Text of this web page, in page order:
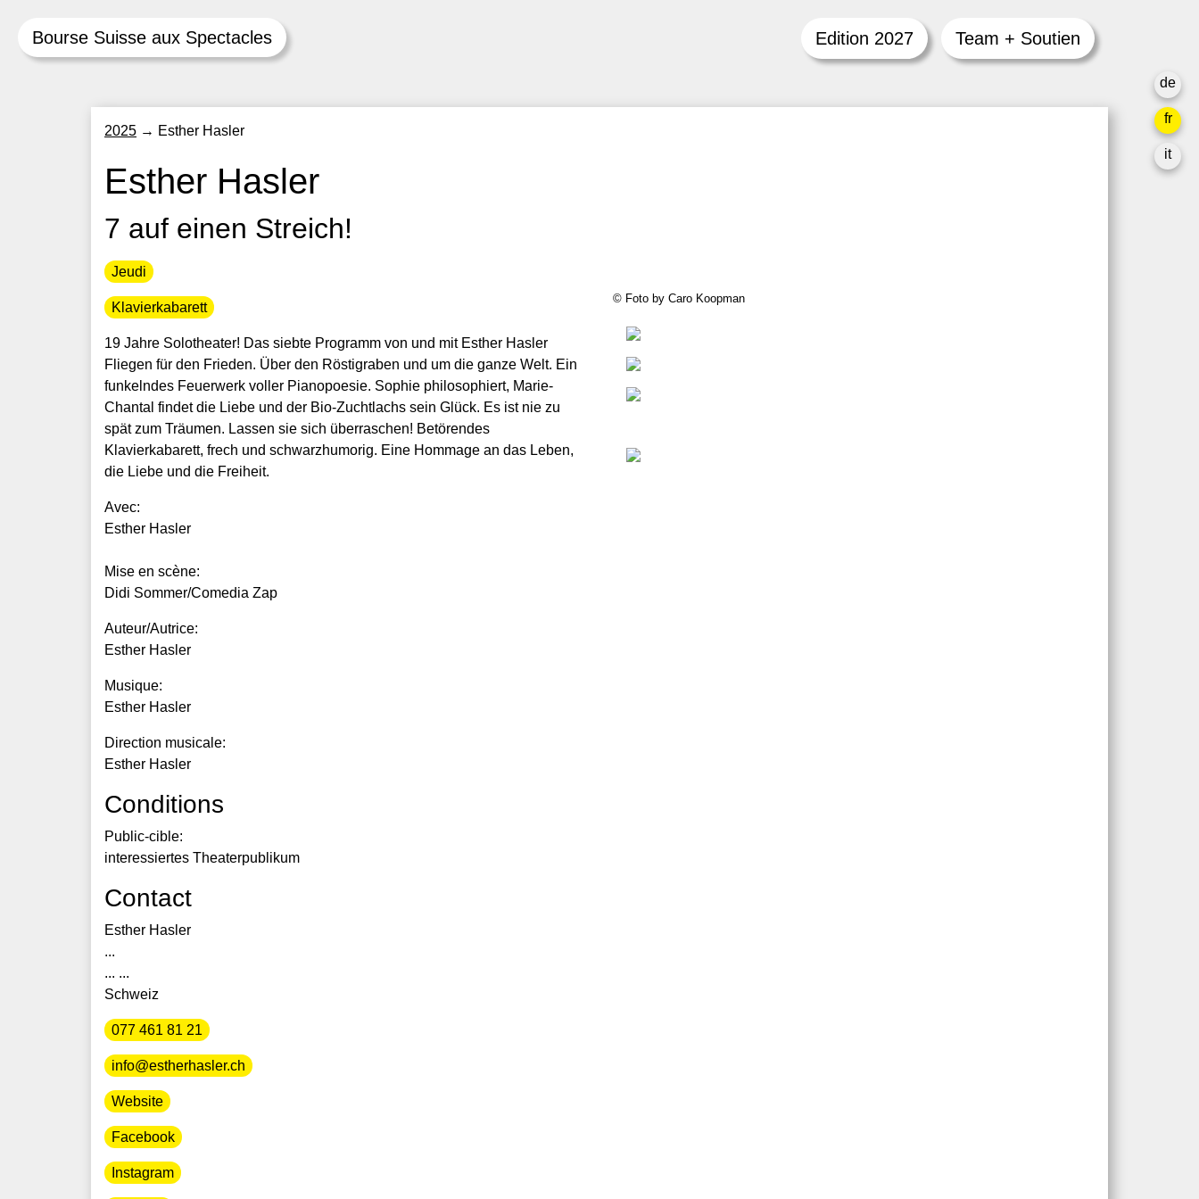
de
fr
it
Bourse Suisse aux Spectacles Edition 2027 Team + Soutien
2025 → Esther Hasler
Esther Hasler
7 auf einen Streich!
Jeudi
Klavierkabarett
19 Jahre Solotheater! Das siebte Programm von und mit Esther Hasler
Fliegen für den Frieden. Über den Röstigraben und um die ganze Welt. Ein
funkelndes Feuerwerk voller Pianopoesie. Sophie philosophiert, Marie-
Chantal findet die Liebe und der Bio-Zuchtlachs sein Glück. Es ist nie zu
spät zum Träumen. Lassen sie sich überraschen! Betörendes
Klavierkabarett, frech und schwarzhumorig. Eine Hommage an das Leben,
die Liebe und die Freiheit.
Avec:
Esther Hasler
Mise en scène:
Didi Sommer/Comedia Zap
Auteur/Autrice:
Esther Hasler
Musique:
Esther Hasler
Direction musicale:
Esther Hasler
Conditions
Public-cible:
interessiertes Theaterpublikum
Contact
Esther Hasler
...
... ...
Schweiz
077 461 81 21
info@estherhasler.ch
Website
Facebook
Instagram
© Foto by Caro Koopman